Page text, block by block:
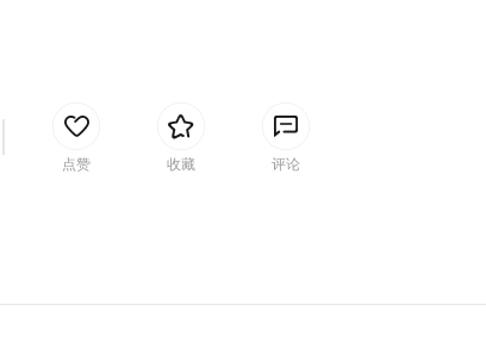
点赞 收藏 评论